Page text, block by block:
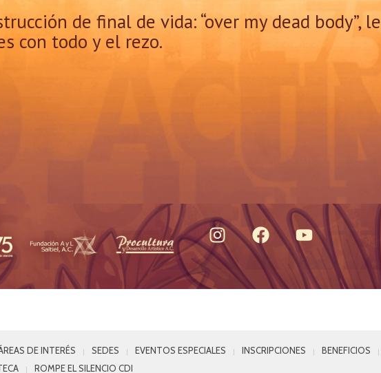
de final de vida: “over my dead body”,
con todo y el rezo.
DE INTERÉS SEDES EVENTOS ESPECIALES INSCRIPCIONES BENEFICIOS
ROMPE EL SILENCIO CDI